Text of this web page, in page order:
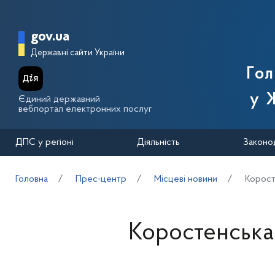
Головна сторінка Державної
gov.ua
Державні сайти України
Єдиний державний
вебпортал електронних послуг
у
ДПС у регіоні Діяльність
Головна Прес-центр Місцеві новини